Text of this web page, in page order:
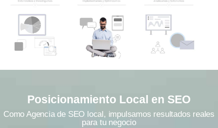
Posicionamiento Local en SEO
Como Agencia de SEO local, impulsamos resultados reales
para tu negocio